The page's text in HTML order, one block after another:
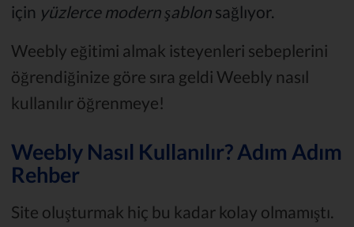
için yüzlerce modern şablon sağlıyor.
Weebly eğitimi almak isteyenleri sebeplerini
öğrendiğinize göre sıra geldi Weebly nasıl
kullanılır öğrenmeye!
Weebly Nasıl Kullanılır? Adım Adım
Rehber
Site oluşturmak hiç bu kadar kolay olmamıştı.